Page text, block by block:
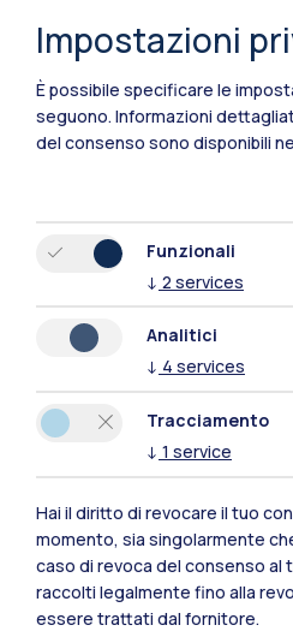
Polimi Community
Tutti i siti dell’ecosistema
Impostazioni
È possibile specificare le
seguono. Informazioni
del consenso sono disponibili
Funzionali
↓ 2 services
Analitici
↓ 4 services
Tracciamento
↓ 1 service
Hai il diritto di revocare il tuo
momento, sia singolarmente
caso di revoca del consenso
raccolti legalmente fino alla
essere trattati dal fornitore.